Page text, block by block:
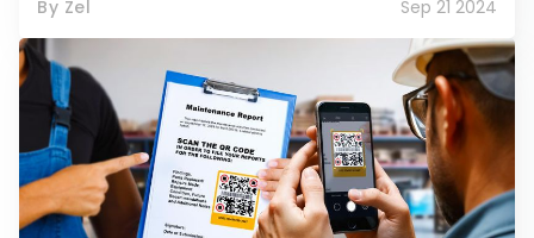
By Zel Sep 21 2024